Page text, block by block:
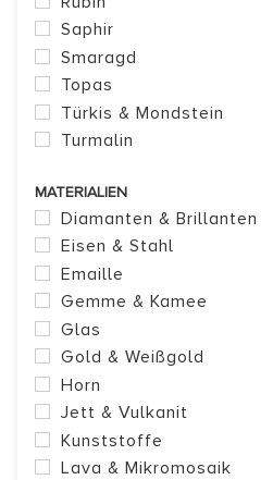
Saphir
Smaragd
Topas
Türkis & Mondstein
Turmalin
MATERIALIEN
Diamanten & Brillanten
Eisen & Stahl
Emaille
Gemme & Kamee
Glas
Gold & Weißgold
Horn
Jett & Vulkanit
Kunststoffe
Lava & Mikromosaik